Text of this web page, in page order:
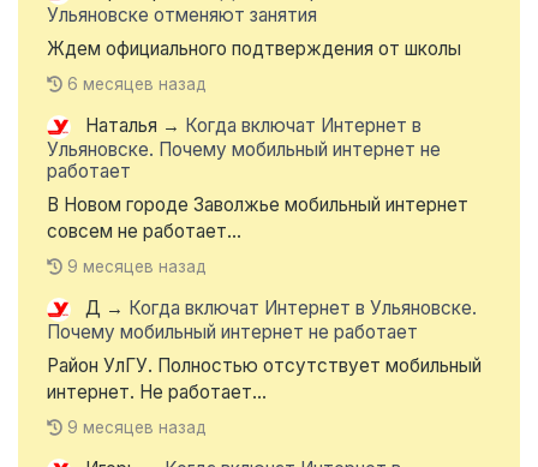
Ульяновске отменяют занятия
Ждем официального подтверждения от школы
6 месяцев назад
Наталья → Когда включат Интернет в
Ульяновске. Почему мобильный интернет не
работает
В Новом городе Заволжье мобильный интернет
совсем не работает...
9 месяцев назад
Д → Когда включат Интернет в Ульяновске.
Почему мобильный интернет не работает
Район УлГУ. Полностью отсутствует мобильный
интернет. Не работает...
9 месяцев назад